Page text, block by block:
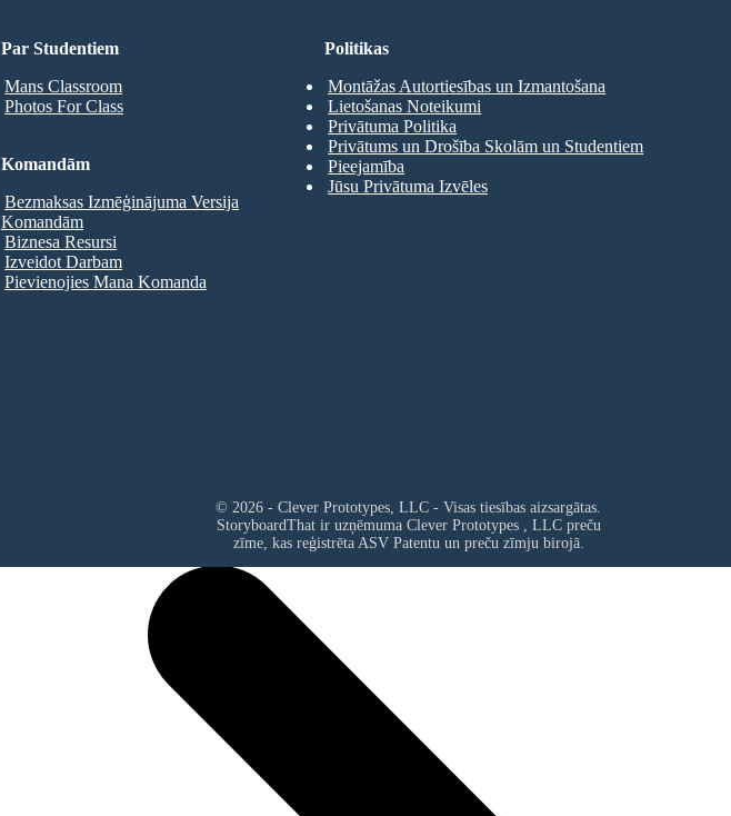
Par Studentiem
Mans Classroom
Photos For Class
Komandām
Bezmaksas Izmēģinājuma Versija
Komandām
Biznesa Resursi
Izveidot Darbam
Pievienojies Mana Komanda
Politikas
Montāžas Autortiesības un Izmantošana
Lietošanas Noteikumi
Privātuma Politika
Privātums un Drošība Skolām un Studentiem
Pieejamība
Jūsu Privātuma Izvēles
© 2026 - Clever Prototypes, LLC - Visas tiesības aizsargātas.
StoryboardThat ir uzņēmuma Clever Prototypes , LLCpreču
zīme, kas reģistrēta ASV Patentu un preču zīmju birojā.